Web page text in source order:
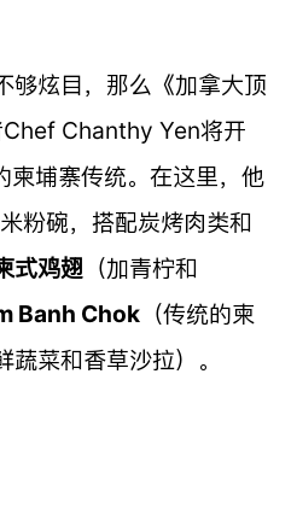
够炫目，那么《加拿大顶
Chanthy Yen将开
柬埔寨传统。在这里，他
米粉碗，搭配炭烤肉类和
式鸡翅 （加青柠和
Banh Chok（传统的柬
菜和香草沙拉）。